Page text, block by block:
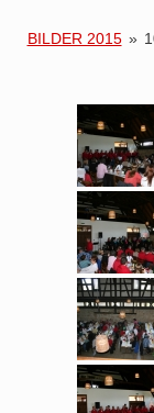
BILDER 2015 »